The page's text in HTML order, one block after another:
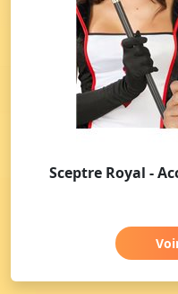
Sceptre Royal -